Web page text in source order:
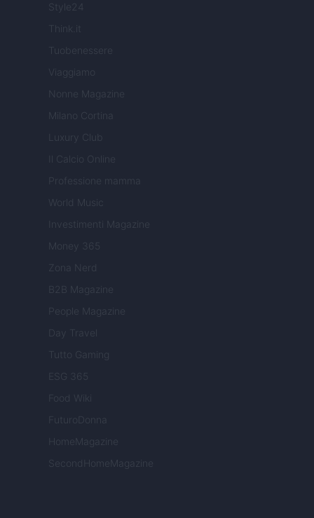
Style24
Think.it
Tuobenessere
Viaggiamo
Nonne Magazine
Milano Cortina
Luxury Club
Il Calcio Online
Professione mamma
World Music
Investimenti Magazine
Money 365
Zona Nerd
B2B Magazine
People Magazine
Day Travel
Tutto Gaming
ESG 365
Food Wiki
FuturoDonna
HomeMagazine
SecondHomeMagazine